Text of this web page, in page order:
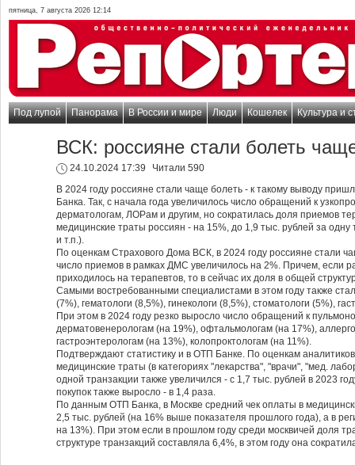
пятница, 7 августа 2026 12:14
Под лупой Панорама В России и мире Люди Кошелек Культура и
ВСК: россияне стали болеть
24.10.2024 17:39
Читали 590
В 2024 году россияне стали чаще болеть - к такому выводу
Банка. Так, с начала года увеличилось число обращений к
дерматологам, ЛОРам и другим, но сократилась доля приемов
медицинские траты россиян - на 15%, до 1,9 тыс. рублей за одну
и т.п.).
По оценкам Страхового Дома ВСК, в 2024 году россияне стали
число приемов в рамках ДМС увеличилось на 2%. Причем, если
приходилось на терапевтов, то в сейчас их доля в общей
Самыми востребованными специалистами в этом году также
(7%), гематологи (8,5%), гинекологи (8,5%), стоматологи (5%),
При этом в 2024 году резко выросло число обращений к
дерматовенерологам (на 19%), офтальмологам (на 17%),
гастроэнтерологам (на 13%), колопроктологам (на 11%).
Подтверждают статистику и в ОТП Банке. По оценкам
медицинские траты (в категориях "лекарства", "врачи", "мед.
одной транзакции также увеличился - с 1,7 тыс. рублей в 2023
покупок также выросло - в 1,4 раза.
По данным ОТП Банка, в Москве средний чек оплаты в
2,5 тыс. рублей (на 16% выше показателя прошлого года), а в
на 13%). При этом если в прошлом году среди москвичей доля
структуре транзакций составляла 6,4%, в этом году она